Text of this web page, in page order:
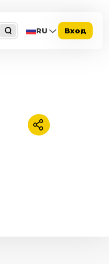
RU Вход
Поделиться